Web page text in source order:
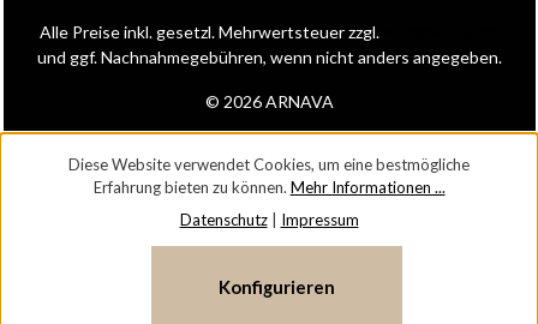
© 2026 ARNAVA
Alle Preise inkl. gesetzl. Mehrwertsteuer zzgl.
und ggf. Nachnahmegebühren, wenn nicht anders angegeben.
Diese Website verwendet Cookies, um eine bestmögliche
Erfahrung bieten zu können. Mehr Informationen ...
Datenschutz| Impressum
Konfigurieren